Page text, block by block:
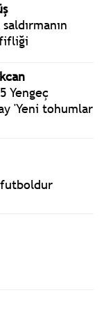
Yengeç
'Yeni tohumlar